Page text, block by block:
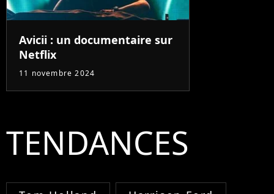
Avicii : un documentaire sur
Netflix
11 novembre 2024
TENDANCES